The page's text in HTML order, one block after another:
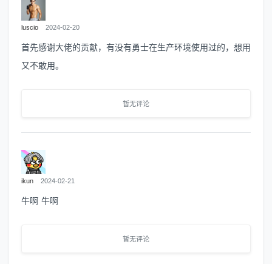
luscio 2024-02-20
首先感谢大佬的贡献，有没有勇士在生产环境使用过的，想用
又不敢用。
暂无评论
ikun 2024-02-21
牛啊 牛啊
暂无评论